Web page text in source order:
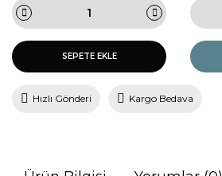
SEPETE EKLE
Hızlı Gönderi Kargo Bedava